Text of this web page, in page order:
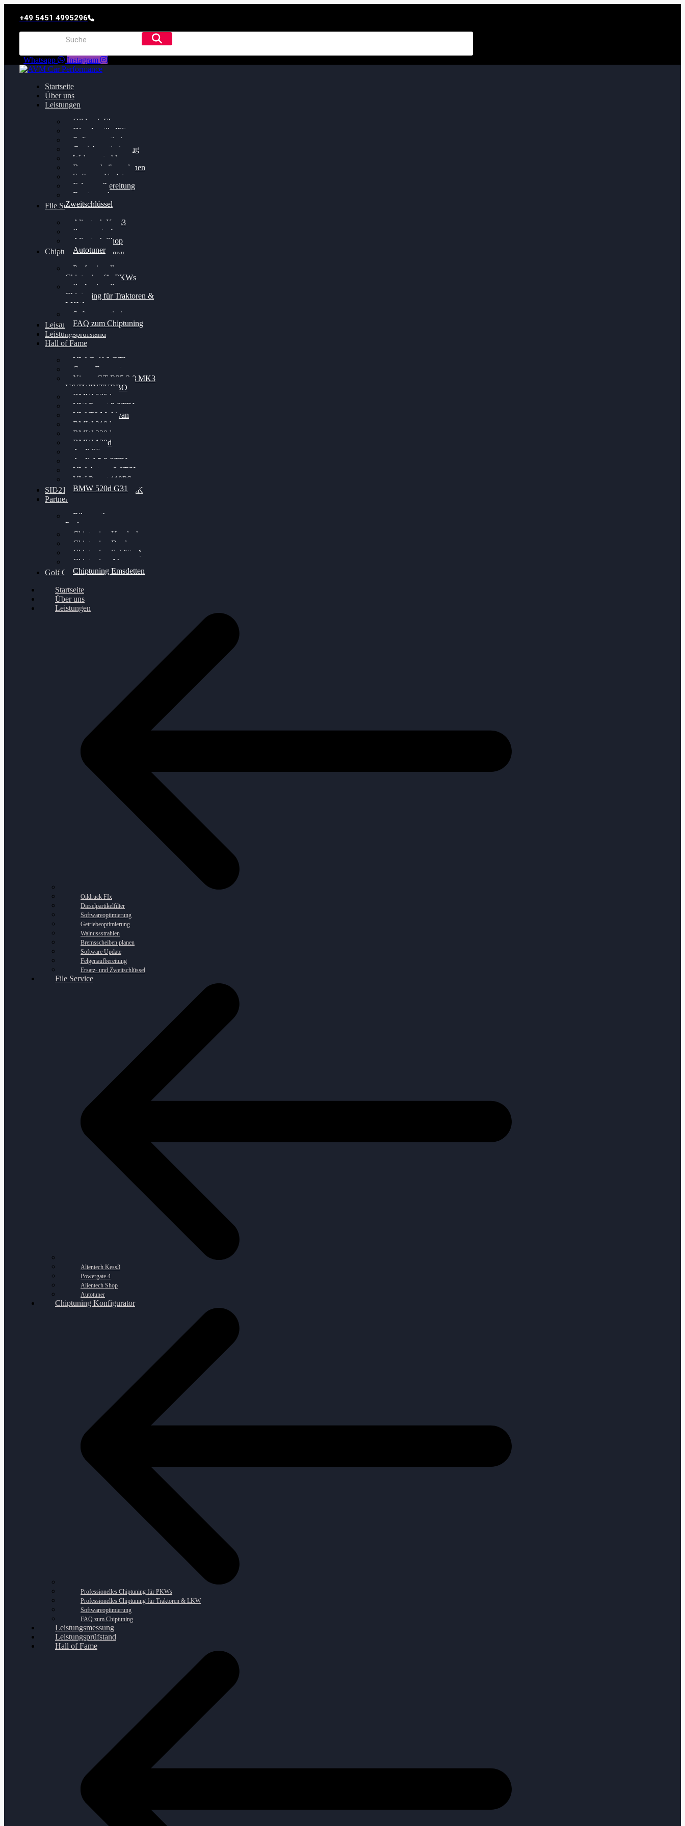
+49 5451 4995296
Whatsapp Instagram
Startseite
Über uns
Leistungen
Oildruck FIx
Dieselpartikelfilter
Softwareoptimierung
Getriebeoptimierung
Walnussstrahlen
Bremsscheiben planen
Software Update
Felgenaufbereitung
Ersatz- und
Zweitschlüssel
File Service
Alientech Kess3
Powergate 4
Alientech Shop
Autotuner
Chiptuning Konfigurator
Professionelles
Chiptuning für PKWs
Professionelles
Chiptuning für Traktoren &
LKW
Softwareoptimierung
FAQ zum Chiptuning
Leistungsmessung
Leistungsprüfstand
Hall of Fame
VW Golf 6 GTI
Cupra Formentor
Nissan GT-R35 3.8 MK3
V6 TWINTURBO
BMW 525d
VW Passat 2.0TDI
VW T6 Multivan
BMW 318d
BMW 320d
BMW 120d
Audi S6
Audi A5 3.0TDI
VW Arteon 2.0TSI
VW Passat 110PS
BMW 520d G31
SID212 / 212EVO UNLOCK
Partner
Bilgenroth
Performance
Chiptuning Herzlacke
Chiptuning Duelmen
Chiptuning Schüttorf
Chiptuning Ahaus
Chiptuning Emsdetten
Golf Gewinnspiel
Startseite
Über uns
Leistungen
Oildruck FIx
Dieselpartikelfilter
Softwareoptimierung
Getriebeoptimierung
Walnussstrahlen
Bremsscheiben planen
Software Update
Felgenaufbereitung
Ersatz- und Zweitschlüssel
File Service
Alientech Kess3
Powergate 4
Alientech Shop
Autotuner
Chiptuning Konfigurator
Professionelles Chiptuning für PKWs
Professionelles Chiptuning für Traktoren & LKW
Softwareoptimierung
FAQ zum Chiptuning
Leistungsmessung
Leistungsprüfstand
Hall of Fame